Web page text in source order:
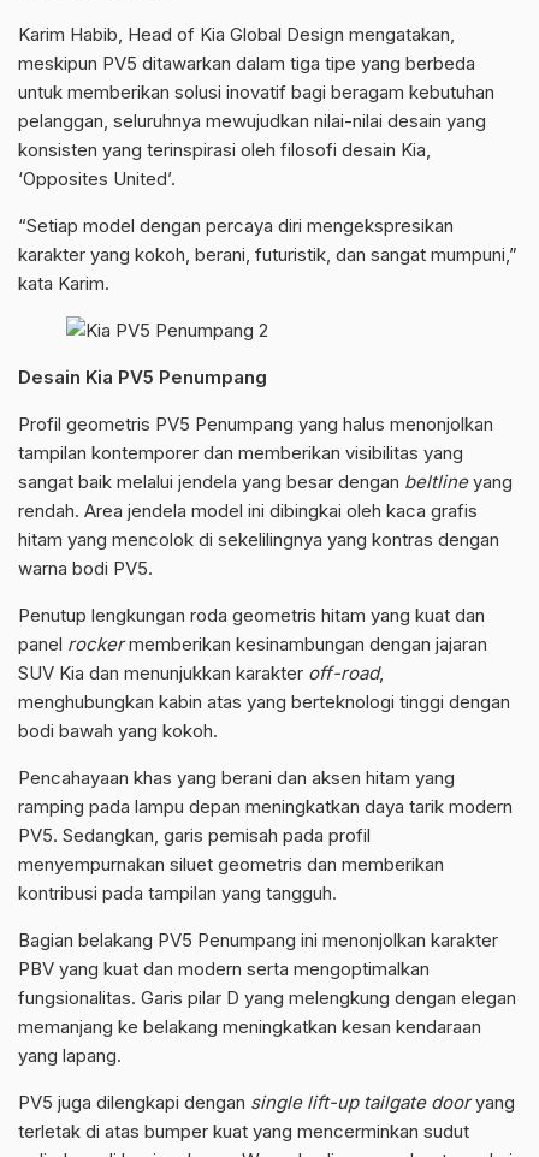
Karim Habib, Head of Kia Global Design mengatakan,
meskipun PV5 ditawarkan dalam tiga tipe yang berbeda
untuk memberikan solusi inovatif bagi beragam kebutuhan
pelanggan, seluruhnya mewujudkan nilai-nilai desain yang
konsisten yang terinspirasi oleh filosofi desain Kia,
‘Opposites United’.
“Setiap model dengan percaya diri mengekspresikan
karakter yang kokoh, berani, futuristik, dan sangat mumpuni,”
kata Karim.
Desain Kia PV5 Penumpang
Profil geometris PV5 Penumpang yang halus menonjolkan
tampilan kontemporer dan memberikan visibilitas yang
sangat baik melalui jendela yang besar dengan beltlineyang
rendah. Area jendela model ini dibingkai oleh kaca grafis
hitam yang mencolok di sekelilingnya yang kontras dengan
warna bodi PV5.
Penutup lengkungan roda geometris hitam yang kuat dan
panel rockermemberikan kesinambungan dengan jajaran
SUV Kia dan menunjukkan karakter off-road,
menghubungkan kabin atas yang berteknologi tinggi dengan
bodi bawah yang kokoh.
Pencahayaan khas yang berani dan aksen hitam yang
ramping pada lampu depan meningkatkan daya tarik modern
PV5. Sedangkan, garis pemisah pada profil
menyempurnakan siluet geometris dan memberikan
kontribusi pada tampilan yang tangguh.
Bagian belakang PV5 Penumpang ini menonjolkan karakter
PBV yang kuat dan modern serta mengoptimalkan
fungsionalitas. Garis pilar D yang melengkung dengan elegan
memanjang ke belakang meningkatkan kesan kendaraan
yang lapang.
PV5 juga dilengkapi dengan single lift-up tailgate dooryang
terletak di atas bumper kuat yang mencerminkan sudut